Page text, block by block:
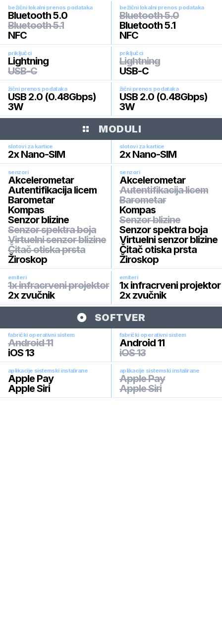
bežični lokalni prenos podataka
Bluetooth 5.0
Bluetooth 5.1
NFC
bežični lokalni prenos podataka
Bluetooth 5.0
Bluetooth 5.1
NFC
priključci
Lightning
USB-C
priključci
Lightning
USB-C
žični prenos podataka
USB 2.0 (0.48Gbps)
3W
žični prenos podataka
USB 2.0 (0.48Gbps)
3W
MODULI
slotovi za kartice
2x Nano-SIM
slotovi za kartice
2x Nano-SIM
senzori
Akcelerometar
Autentifikacija licem
Barometar
Kompas
Senzor blizine
Senzor spektra boja
Virtuelni senzor blizine
Čitač otiska prsta
Žiroskop
senzori
Akcelerometar
Autentifikacija licem
Barometar
Kompas
Senzor blizine
Senzor spektra boja
Virtuelni senzor blizine
Čitač otiska prsta
Žiroskop
emiteri
1x infracrveni projektor
2x zvučnik
emiteri
1x infracrveni projektor
2x zvučnik
SOFTVER
fabrički operativni sistem
Android 11
iOS 13
fabrički operativni sistem
Android 11
iOS 13
aplikacije sistemski instalirane
Apple Pay
Apple Siri
aplikacije sistemski instalirane
Apple Pay
Apple Siri